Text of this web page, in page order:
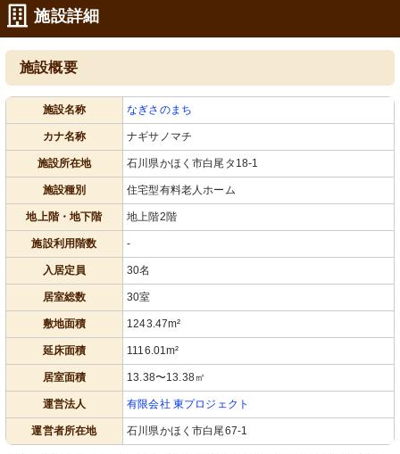
居室
自然光が差し込む居室で、快適な空間
が広がります。エアコン完備で快適に
過ごせます。
居室
明るい自然光が差し込む洋室です。小
型冷蔵庫とテレビが設置されていま
キッチン
広々としたキッチンでは、調理道具や
収納スペースが充実しており、居住者
同士で料理を楽しめます。
コインランドリー
使いやすさが考慮されたコインランド
リーです。清潔感があり、快適にご利
用いただけます。
施設詳細
施設概要
施設名称 なぎさのまち
カナ名称 ナギサノマチ
施設所在地 石川県かほく市白尾タ18-1
施設種別 住宅型有料老人ホーム
地上階・地下階 地上階2階
施設利用階数 -
入居定員 30名
居室総数 30室
敷地面積 1243.47m²
延床面積 1116.01m²
居室面積 13.38〜13.38㎡
運営法人 有限会社 東プロジェクト
運営者所在地 石川県かほく市白尾67-1